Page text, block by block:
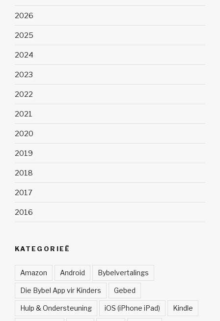
2026
2025
2024
2023
2022
2021
2020
2019
2018
2017
2016
KATEGORIEË
Amazon Android Bybelvertalings
Die Bybel App vir Kinders Gebed
Hulp & Ondersteuning iOS (iPhone iPad) Kindle